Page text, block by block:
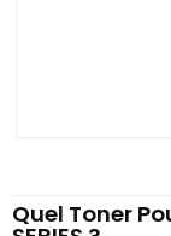
Quel Toner